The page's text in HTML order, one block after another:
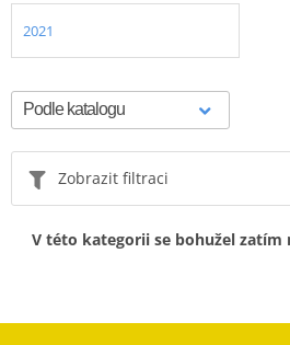
2021
Zobrazit filtraci
V této kategorii se bohužel zatím